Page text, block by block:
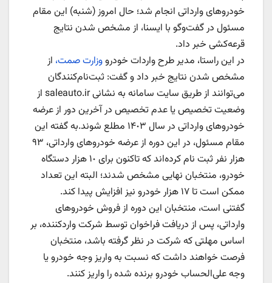
خودروهای وارداتی انجام شد؛ حال امروز (شنبه) این مقام
مسئول در گفت‌وگو با ایسنا، از مشخص شدن نتایج
قرعه‌کشی خبر داد.
در این راستا، مدیر طرح واردات خودرووزارت صمت، از
مشخص شدن نتایج خبر داد و گفت: ثبت‌نام‌کنندگان
می‌توانند از طریق سایت سامانه به نشانی saleauto.ir از
وضعیت تخصیص یا عدم تخصیص در آخرین دور از عرضه
خودروهای وارداتی در سال ١۴٠٣ مطلع شوند.به گفته این
مقام مسئول، در این دوره از عرضه خودروهای وارداتی، ۹۳
هزار نفر ثبت نام کرده‌اند که تاکنون برای ١٠ هزار دستگاه
خودرو، منتخبان نهایی مشخص شدند؛ البته این تعداد
ممکن است تا ۱۷ هزار خودرو نیز افزایش پیدا کند.
گفتنی است، منتخبان این دوره از فروش خودروهای
وارداتی، پس از دریافت فراخوان توسط شرکت واردکننده، بر
اساس مهلتی که شرکت در نظر گرفته باشد، منتخبان
فرصت خواهند داشت که نسبت به واریز وجه خودرو یا
وجه علی‌الحساب خودرو برنده شده را واریز کنند.